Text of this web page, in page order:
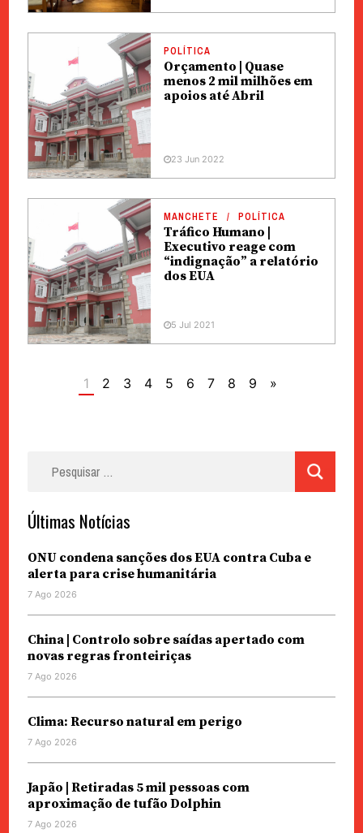
POLÍTICA
Orçamento | Quase
menos 2 mil milhões em
apoios até Abril
23 Jun 2022
MANCHETE POLÍTICA
Tráfico Humano |
Executivo reage com
“indignação” a relatório
dos EUA
5 Jul 2021
1 2 3 4 5 6 7 8 9 »
Últimas Notícias
ONU condena sanções dos EUA contra Cuba e
alerta para crise humanitária
7 Ago 2026
China | Controlo sobre saídas apertado com
novas regras fronteiriças
7 Ago 2026
Clima: Recurso natural em perigo
7 Ago 2026
Japão | Retiradas 5 mil pessoas com
aproximação de tufão Dolphin
7 Ago 2026